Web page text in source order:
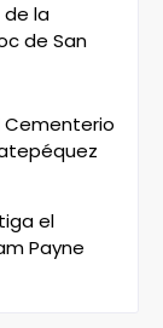
la
de San
Cementerio
el
Payne